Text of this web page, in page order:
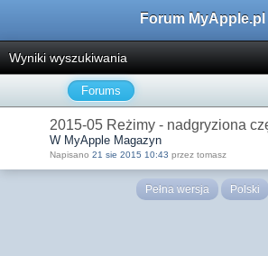
Forum MyApple.pl
Wyniki wyszukiwania
Forums
2015-05 Reżimy - nadgryziona
W MyApple Magazyn
Napisano 21 sie 2015 10:43 przez tomasz
Pełna wersja Polski